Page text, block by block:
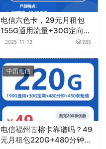
电信六色卡，29元月租包
155G通用流量+30G定向流
量+0.1元月租/分钟
2025-11-13 985
中国电信
电信福州古榕卡靠谱吗？49
元月租包220G+480分钟实